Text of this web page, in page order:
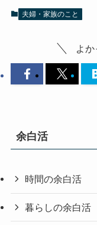
夫婦・家族のこと
よか
余白活
時間の余白活
暮らしの余白活